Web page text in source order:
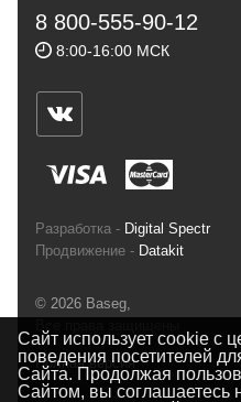
Геннадьевич
ИНН 590300057023 ОГРН
ул.Советская, 25, магазин
Тел./факс (342) 2101242
8 800-555-90-12
8:00-16:00 МСК
Разработка - Digital Spectr
Продвижение - Datakit
© 2026 Baseg,
Полная версия
Сайт использует cookie с
поведения посетителей
Сайта. Продолжая
Сайтом, вы соглашаетесь